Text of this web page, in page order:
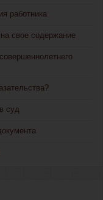
работника
свое содержание
суд